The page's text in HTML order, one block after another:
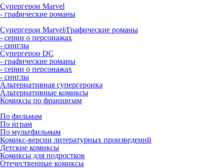
Супергерои Marvel
- графические романы
Супергерои Marvel/Графические романы
- серии о персонажах
- синглы
Супергерои DC
- графические романы
- серии о персонажах
- синглы
Альтернативная супергероика
Альтернативные комиксы
Комиксы по франшизам
По фильмам
По играм
По мультфильмам
Комикс-версии литературных произведений
Детские комиксы
Комиксы для подростков
Отечественные комиксы